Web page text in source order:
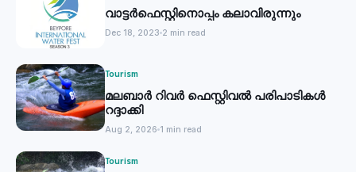
വാട്ടർഫെസ്റ്റിനൊപ്പം കലാവിരുന്നും
Dec 18, 2023 2 min read
Tourism
മലബാർ റിവർ ഫെസ്റ്റിവൽ പരിപാടികൾ
റദ്ദാക്കി
Aug 2, 2026 1 min read
Tourism